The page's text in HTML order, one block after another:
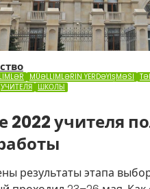
MÜƏLLIMLƏRIN YERDƏYIŞMƏSI
УЧИТЕЛЯ ШКОЛЫ
2022 учителя
результаты этапа